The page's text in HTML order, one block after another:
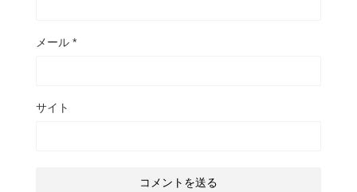
メール *
サイト